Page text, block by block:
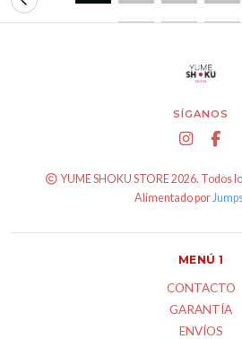
SÍGANOS
YUME SHOKU STORE 2026. Todos
Alimentado por
MENÚ 1
CONTACTO
GARANTÍA
ENVÍOS